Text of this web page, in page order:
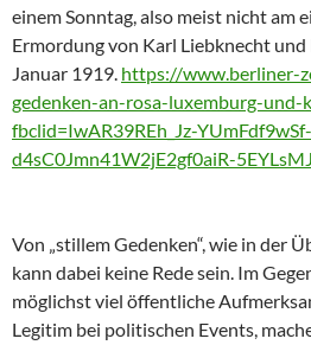
einem Sonntag, also meist nicht am
Ermordung von Karl Liebknecht und
Januar 1919. https://www.berliner-
gedenken-an-rosa-luxemburg-
fbclid=IwAR39REh_Jz-YUmFdf9wSf-
d4sC0Jmn41W2jE2gf0aiR-
Von „stillem Gedenken“, wie in der
kann dabei keine Rede sein. Im
möglichst viel öffentliche
Legitim bei politischen Events,